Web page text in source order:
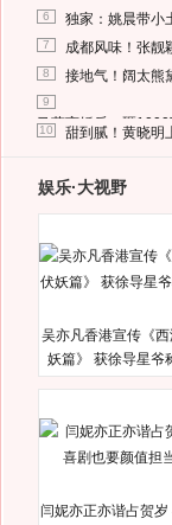
6 独家：姚晨带小
7 成都风味！张靓
8 接地气！阔太熊
9
马蓉离婚后，砸
10 甜到腻！黄晓明
娱乐·大视野
吴亦凡香港宣传《
妖篇》 获徐导星爷
闫妮亦正亦谐占贺岁